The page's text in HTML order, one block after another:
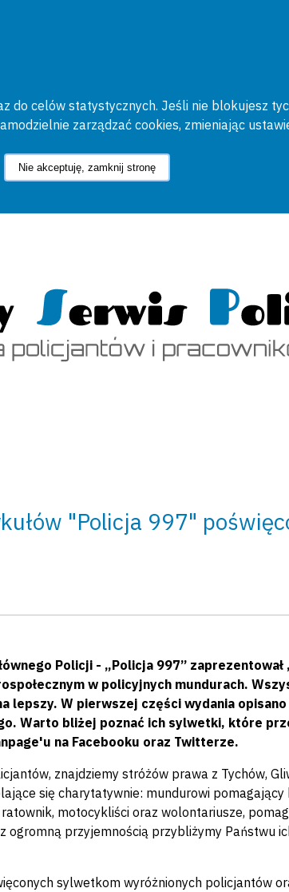
do celów statystycznych. Jeśli nie blokujesz
zarządzać cookies, zmieniając
Nie akceptuję, zamknij stronę
"Policja 997"
Policji - „Policja 997” zaprezentował
w policyjnych mundurach.
lepszy. W pierwszej części wydania
Warto bliżej poznać ich sylwetki, które
na Facebooku oraz Twitterze.
znajdziemy stróżów prawa z Tychów,
się charytatywnie: mundurowi
motocykliści oraz wolontariusze,
ogromną przyjemnością przybliżymy Państwu
sylwetkom wyróżnionych policjantów